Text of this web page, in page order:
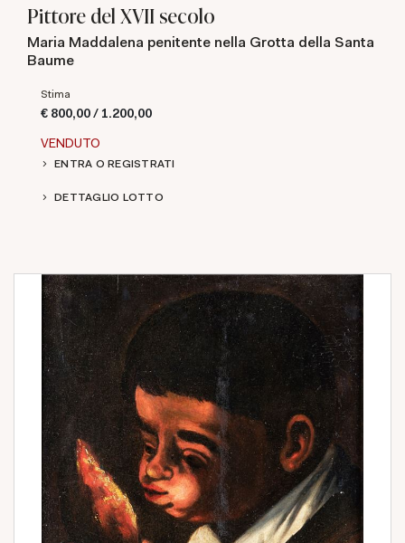
Pittore del XVII secolo
Maria Maddalena penitente nella Grotta della Santa
Baume
Stima
€ 800,00 / 1.200,00
VENDUTO
ENTRA O REGISTRATI
DETTAGLIO LOTTO